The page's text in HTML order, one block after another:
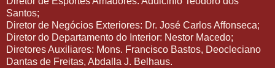
Santos;
Diretor de Negócios Exteriores: Dr. José Carlos Affonseca;
Diretor do Departamento do Interior: Nestor Macedo;
Diretores Auxiliares: Mons. Francisco Bastos, Deocleciano
Dantas de Freitas, Abdalla J. Belhaus.